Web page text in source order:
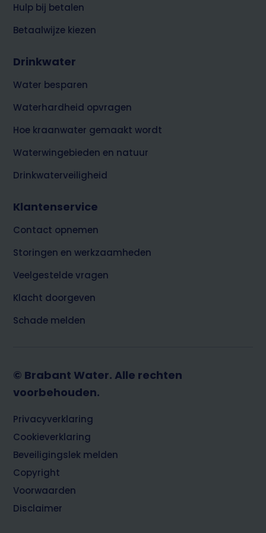
Hulp bij betalen
Betaalwijze kiezen
Drinkwater
Water besparen
Waterhardheid opvragen
Hoe kraanwater gemaakt wordt
Waterwingebieden en natuur
Drinkwaterveiligheid
Klantenservice
Contact opnemen
Storingen en werkzaamheden
Veelgestelde vragen
Klacht doorgeven
Schade melden
© Brabant Water. Alle rechten
voorbehouden.
Footer
Privacyverklaring
Cookieverklaring
Beveiligingslek melden
Copyright
Voorwaarden
Disclaimer